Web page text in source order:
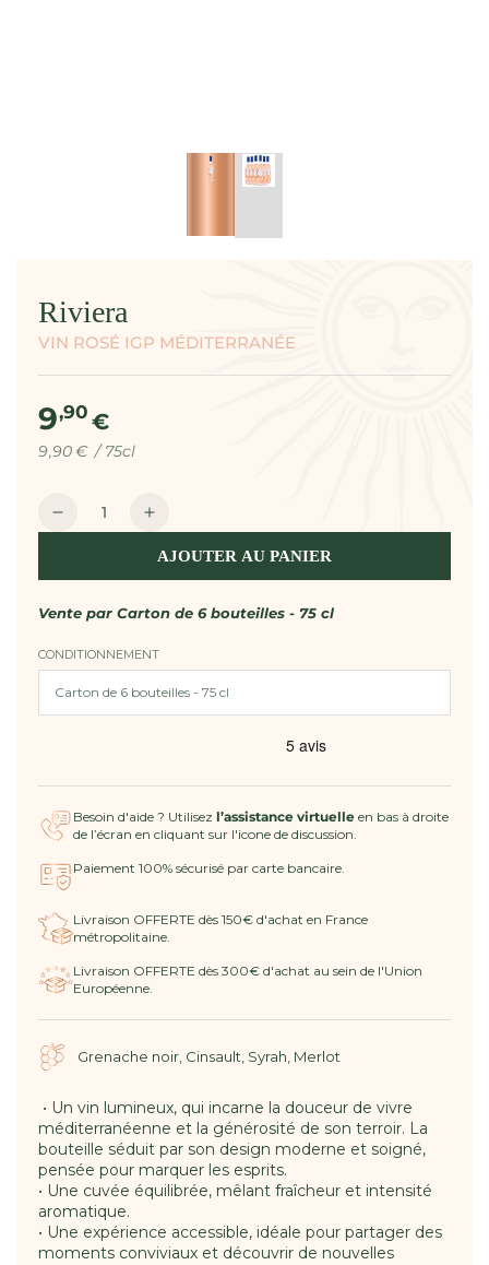
Riviera
VIN ROSÉ IGP MÉDITERRANÉE
Prix
9,90 €
Prix
9,90€ / par
75cl
Quantité
Réduire
Vin
IGP
Augmenter
quantité
Vin
IGP
AJOUTER AU PANIER
Vente par Carton de 6 bouteilles - 75 cl
CONDITIONNEMENT
Besoin d'aide ? Utilisez l’assistance virtuelle en bas à droite
de l’écran en cliquant sur l'icone de discussion.
Paiement 100% sécurisé par carte bancaire.
Livraison OFFERTE dès 150€ d'achat en France
métropolitaine.
Livraison OFFERTE dès 300€ d'achat au sein de l'Union
Européenne.
Grenache noir, Cinsault, Syrah, Merlot
• Un vin lumineux, qui incarne la douceur de vivre
méditerranéenne et la générosité de son terroir. La
bouteille séduit par son design moderne et soigné,
pensée pour marquer les esprits.
• Une cuvée équilibrée, mêlant fraîcheur et intensité
aromatique.
• Une expérience accessible, idéale pour partager des
moments conviviaux et découvrir de nouvelles